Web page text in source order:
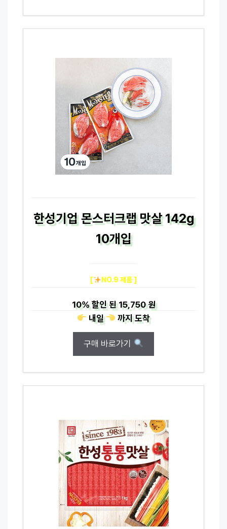
한성기업 몬스터크랩 맛살 142g
10개입
[ NO.9 제품 ]
10%할인 된15,750 원
내일
까지도착
구매 바로가기